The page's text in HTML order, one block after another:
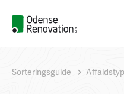
Sorteringsguide